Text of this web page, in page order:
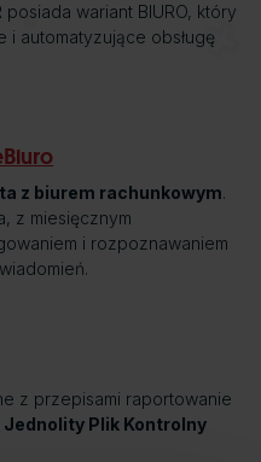
posiada wariant BIURO, który
automatyzujące obsługę
z biurem rachunkowym.
z miesięcznym
i rozpoznawaniem
z przepisami raportowanie
Jednolity Plik Kontrolny